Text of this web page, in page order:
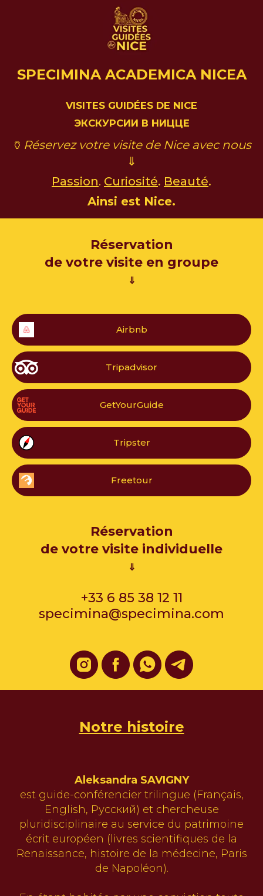
SPECIMINA ACADEMICA NICEA
VISITES GUIDÉES DE NICE
ЭКСКУРСИИ В НИЦЦЕ
🏺 Réservez votre visite de Nice avec nous
⇓
Passion. Curiosité. Beauté.
Ainsi est Nice.
Réservation
de votre visite en groupe
⇓
Airbnb
Tripadvisor
GetYourGuide
Tripster
Freetour
Réservation
de votre visite individuelle
⇓
+33 6 85 38 12 11
specimina@specimina.com
Notre histoire
Aleksandra SAVIGNY
est guide-conférencier trilingue (Français,
English, Русский) et chercheuse
pluridisciplinaire au service du patrimoine
écrit européen (livres scientifiques de la
Renaissance, histoire de la médecine, Paris
de Napoléon).